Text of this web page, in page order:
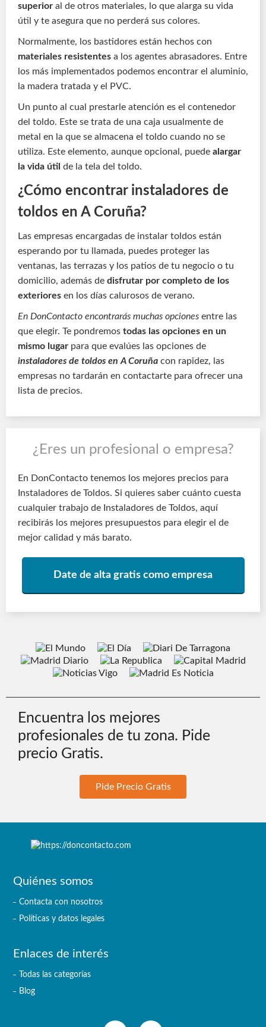
superior al de otros materiales, lo que alarga su vida
útil y te asegura que no perderá sus colores.
Normalmente, los bastidores están hechos con
materiales resistentes a los agentes abrasadores. Entre
los más implementados podemos encontrar el aluminio,
la madera tratada y el PVC.
Un punto al cual prestarle atención es el contenedor
del toldo. Este se trata de una caja usualmente de
metal en la que se almacena el toldo cuando no se
utiliza. Este elemento, aunque opcional, puede alargar
la vida útil de la tela del toldo.
¿Cómo encontrar instaladores de
toldos en A Coruña?
Las empresas encargadas de instalar toldos están
esperando por tu llamada, puedes proteger las
ventanas, las terrazas y los patios de tu negocio o tu
domicilio, además de disfrutar por completo de los
exteriores en los días calurosos de verano.
En DonContacto encontrarás muchas opciones entre las
que elegir. Te pondremos todas las opciones en un
mismo lugar para que evalúes las opciones de
instaladores de toldos en A Coruña con rapidez, las
empresas no tardarán en contactarte para ofrecer una
lista de precios.
¿Eres un profesional o empresa?
En DonContacto tenemos los mejores precios para
Instaladores de Toldos. Si quieres saber cuánto cuesta
cualquier trabajo de Instaladores de Toldos, aquí
recibirás los mejores presupuestos para elegir el de
mejor calidad y más barato.
Date de alta gratis como empresa
Encuentra los mejores
profesionales de tu zona. Pide
precio Gratis.
Pide Precio Gratis
Quiénes somos
Contacta con nosotros
Políticas y datos legales
Enlaces de interés
Todas las categorías
Blog